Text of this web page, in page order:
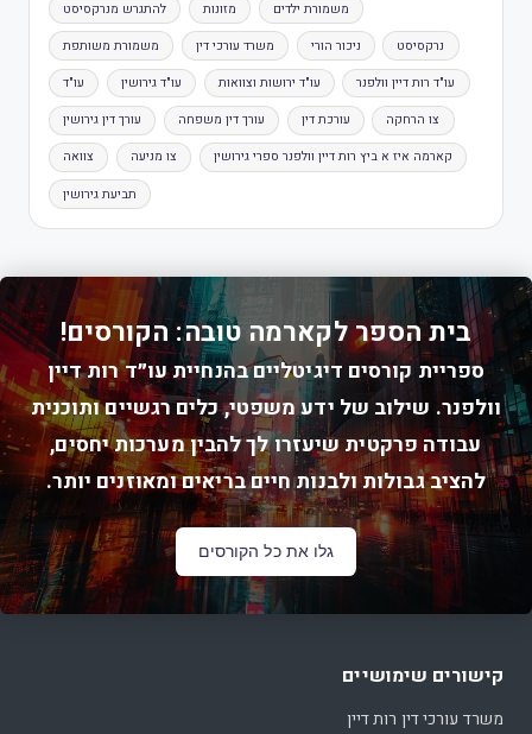
להתגרש מנרקסיסט מזונות משמורת ילדים
משמורת משותפת משרד עורכי דין ניכור הורי נרקסיסט
עו"ד עו"ד גירושין עו"ד ירושות וצוואות עו"ד רות דיין וולפנר
עורך דין גירושין עורך דין משפחה עורכת דין צו הרחקה
צוואה צו מניעה קארמה איז א ביץ רות דיין וולפנר ספרי גירושין
תביעת גירושין
בית הספר לקארמה טובה: הקורסים!
ספריית קורסים דיגיטליים בהנחיית עו״ד רות דיין
וולפנר. שילוב של ידע משפטי, כלים רגשיים ותוכנית
עבודה פרקטית שיעזרו לך להבין מערכות יחסים,
להציב גבולות ולבנות חיים בריאים ומאוזנים יותר.
גלו את כל הקורסים
קישורים שימושיים
משרד עורכי דין רות דיין